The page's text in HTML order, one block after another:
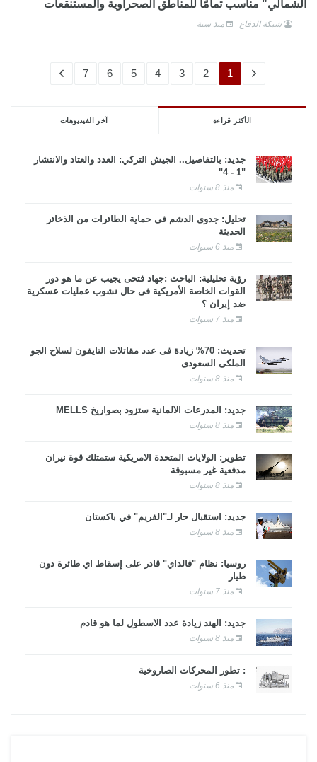
الشمالي" مناسب تمامًا للمناطق الصحراوية والمستنقعات
شبكة الدفاع منذ سنة
1
2
3
4
5
6
7
الأكثر قراءة آخر الفيديوهات
جديد: بالتفاصيل.. الجيش التركي: العدد والعتاد والانتشار
"1 - 4"
منذ 8 سنوات
تحليل: جدوى الدشم فى حماية الطائرات من الذخائر
الحديثة
منذ 6 سنوات
رؤية تحليلية: الباحث :جهاد فتحى يجيب عن ما هو دور
القوات الخاصة الأمريكية فى حال نشوب عمليات عسكرية
ضد إيران ؟
منذ 7 سنوات
تحديث: 70% زيادة فى عدد مقاتلات التايفون لسلاح الجو
الملكى السعودى
منذ 8 سنوات
جديد: المدرعات الألمانية ستزود بصواريخ MELLS
منذ 8 سنوات
تطوير: الولايات المتحدة الأمريكية ستمتلك قوة نيران
مدفعية غير مسبوقة
منذ 8 سنوات
جديد: استقبال حار لـ"الفريم" في باكستان
منذ 8 سنوات
روسيا: نظام "فالداي" قادر على إسقاط أي طائرة دون
طيار
منذ 7 سنوات
جديد: الهند زيادة عدد الأسطول لما هو قادم
منذ 8 سنوات
: تطور المحركات الصاروخية
منذ 6 سنوات